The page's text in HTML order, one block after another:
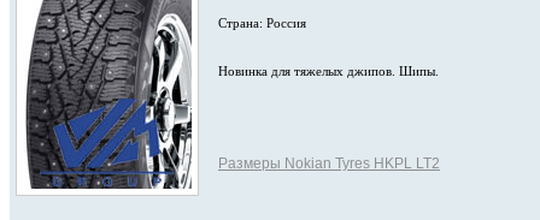
Страна: Россия
Новинка для тяжелых джипов. Шипы.
Размеры Nokian Tyres HKPL LT2